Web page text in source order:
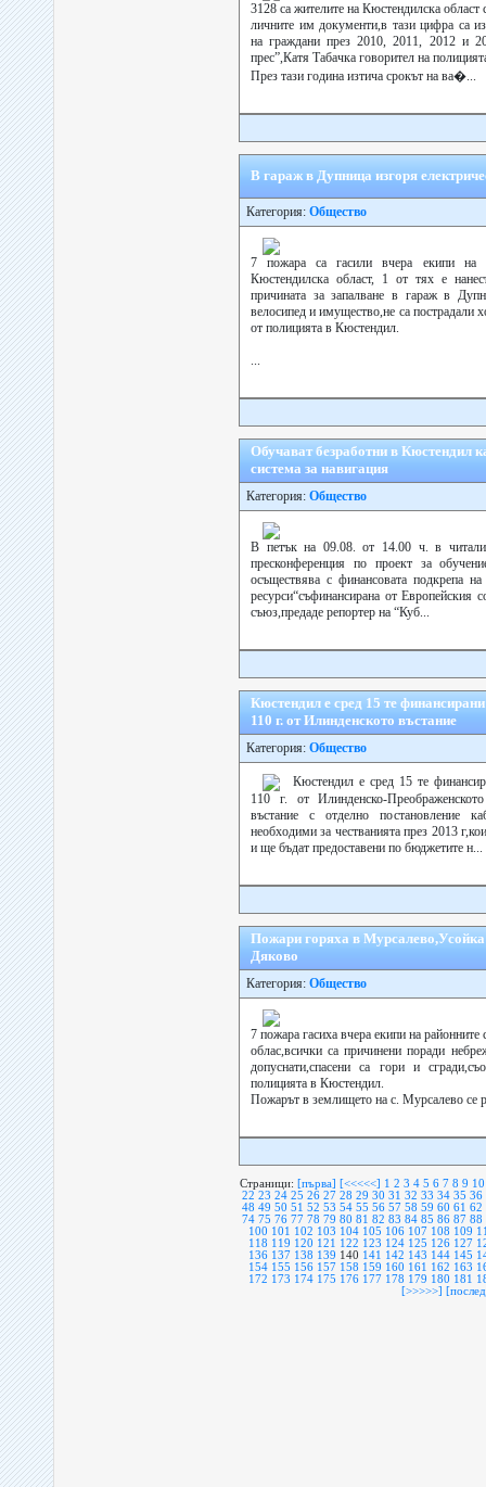
3128 са жителите на Кюстендилска област
личните им документи,в тази цифра са
на граждани през 2010, 2011, 2012 и
прес”,Катя Табачка говорител на
През тази година изтича срокът на ва�...
В гараж в Дупница изгоря
Категория: Общество
7 пожара са гасили вчера екипи
Кюстендилска област, 1 от тях е
причината за запалване в гараж в
велосипед и имущество,не са пострадали
от полицията в Кюстендил.
...
Обучават безработни в Кюстендил
система за навигация
Категория: Общество
В петък на 09.08. от 14.00 ч. в
пресконференция по проект за
осъществява с финансовата подкрепа
ресурси“съфинансирана от Европейския
съюз,предаде репортер на “Куб...
Кюстендил е сред 15 те
110 г. от Илинденското въстание
Категория: Общество
Кюстендил е сред 15 те
110 г. от Илинденско-
въстание с отделно постановление
необходими за честванията през 2013
и ще бъдат предоставени по бюджетите н...
Пожари горяха в
Дяково
Категория: Общество
7 пожара гасиха вчера екипи на
облас,всички са причинени поради
допуснати,спасени са гори и
полицията в Кюстендил.
Пожарът в землището на с. Мурсалево се
Страници: [първа] [<<<<<] 1 2 3 4 5 6 7 8 9 10
22 23 24 25 26 27 28 29 30 31 32 33 34 35 36
48 49 50 51 52 53 54 55 56 57 58 59 60 61 62
74 75 76 77 78 79 80 81 82 83 84 85 86 87 88
100 101 102 103 104 105 106 107 108 109
118 119 120 121 122 123 124 125 126 127
136 137 138 139 140 141 142 143 144 145
154 155 156 157 158 159 160 161 162 163
172 173 174 175 176 177 178 179 180 181
[>>>>>]